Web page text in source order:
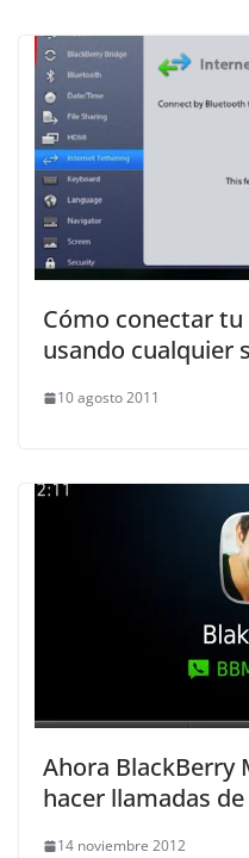
Cómo conectar
usando cualquier
10 agosto 2011
Ahora BlackBerry
hacer llamadas
14 noviembre 2012